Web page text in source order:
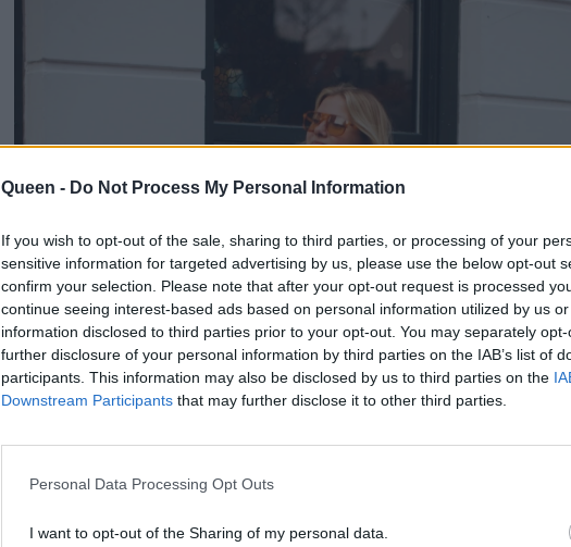
Queen - Do Not Process My Personal Information
If you wish to opt-out of the sale, sharing to third parties, or processing of your
sensitive information for targeted advertising by us, please use the below opt-out
confirm your selection. Please note that after your opt-out request is processed
continue seeing interest-based ads based on personal information utilized by us
information disclosed to third parties prior to your opt-out. You may separately
further disclosure of your personal information by third parties on the IAB’s list of
participants. This information may also be disclosed by us to third parties on the
Downstream Participants that may further disclose it to other third parties.
Personal Data Processing Opt Outs
I want to opt-out of the Sharing of my personal data.